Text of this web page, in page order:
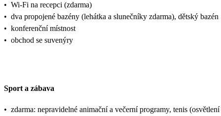
• Wi-Fi na recepci (zdarma)
• dva propojené bazény (lehátka a slunečníky zdarma), dětský bazén
• konferenční místnost
• obchod se suvenýry
Sport a zábava
• zdarma: nepravidelné animační a večerní programy, tenis